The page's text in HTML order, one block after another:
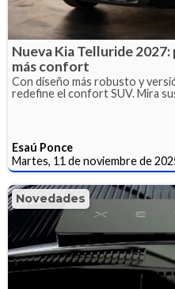
Nueva Kia Telluride
más confort
Con diseño más robusto y
redefine el confort SUV. Mira
Esaú Ponce
Martes, 11 de noviembre de
Novedades